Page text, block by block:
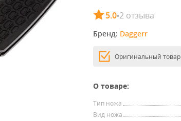
5.0•2 отзыва
Бренд: Daggerr
Оригинальный товар
О товаре:
Тип ножа
Вид ножа